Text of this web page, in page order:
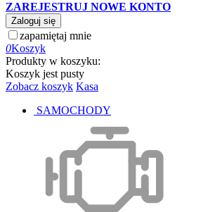
ZAREJESTRUJ NOWE KONTO
Zaloguj się
zapamiętaj mnie
0Koszyk
Produkty w koszyku:
Koszyk jest pusty
Zobacz koszyk Kasa
SAMOCHODY